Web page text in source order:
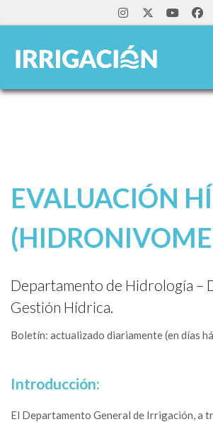
EVALUACIÓN
Departamento de Hidrología –
Gestión Hídrica.
Boletín: actualizado diariamente (en días
Introducción:
El Departamento General de Irrigación, a